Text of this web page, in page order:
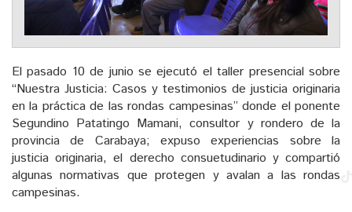
El pasado 10 de junio se ejecutó el taller presencial sobre
“Nuestra Justicia: Casos y testimonios de justicia originaria
en la práctica de las rondas campesinas” donde el ponente
Segundino Patatingo Mamani, consultor y rondero de la
provincia de Carabaya; expuso experiencias sobre la
justicia originaria, el derecho consuetudinario y compartió
algunas normativas que protegen y avalan a las rondas
campesinas.